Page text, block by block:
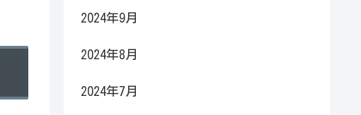
2024年9月
2024年8月
2024年7月